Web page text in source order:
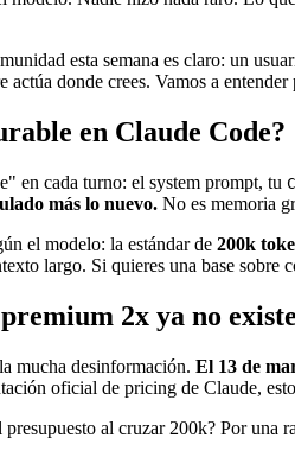
esta semana es claro: un
donde crees. Vamos a
en Claude Code?
en cada turno: el system prompt, tu
más lo nuevo. No es memoria
el modelo: la estándar de 200k
largo. Si quieres una base sobre
2x ya no
mucha desinformación. El 13 de
oficial de pricing de Claude,
al cruzar 200k? Por una